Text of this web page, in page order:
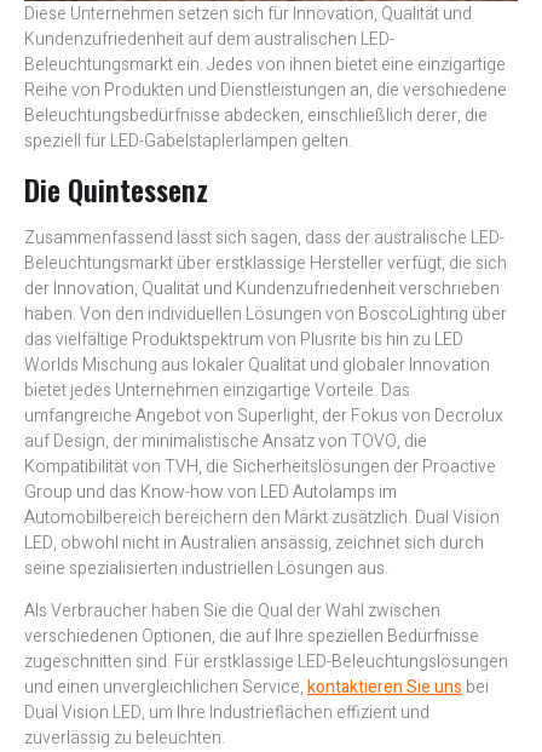
Diese Unternehmen setzen sich für Innovation, Qualität und
Kundenzufriedenheit auf dem australischen LED-
Beleuchtungsmarkt ein. Jedes von ihnen bietet eine einzigartige
Reihe von Produkten und Dienstleistungen an, die verschiedene
Beleuchtungsbedürfnisse abdecken, einschließlich derer, die
speziell für LED-Gabelstaplerlampen gelten.
Die Quintessenz
Zusammenfassend lässt sich sagen, dass der australische LED-
Beleuchtungsmarkt über erstklassige Hersteller verfügt, die sich
der Innovation, Qualität und Kundenzufriedenheit verschrieben
haben. Von den individuellen Lösungen von BoscoLighting über
das vielfältige Produktspektrum von Plusrite bis hin zu LED
Worlds Mischung aus lokaler Qualität und globaler Innovation
bietet jedes Unternehmen einzigartige Vorteile. Das
umfangreiche Angebot von Superlight, der Fokus von Decrolux
auf Design, der minimalistische Ansatz von TOVO, die
Kompatibilität von TVH, die Sicherheitslösungen der Proactive
Group und das Know-how von LED Autolamps im
Automobilbereich bereichern den Markt zusätzlich. Dual Vision
LED, obwohl nicht in Australien ansässig, zeichnet sich durch
seine spezialisierten industriellen Lösungen aus.
Als Verbraucher haben Sie die Qual der Wahl zwischen
verschiedenen Optionen, die auf Ihre speziellen Bedürfnisse
zugeschnitten sind. Für erstklassige LED-Beleuchtungslösungen
und einen unvergleichlichen Service,kontaktieren Sie uns bei
Dual Vision LED, um Ihre Industrieflächen effizient und
zuverlässig zu beleuchten.